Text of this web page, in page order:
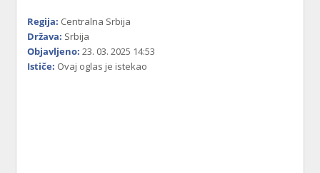
Regija: Centralna Srbija
Država: Srbija
Objavljeno: 23. 03. 2025 14:53
Ističe: Ovaj oglas je istekao